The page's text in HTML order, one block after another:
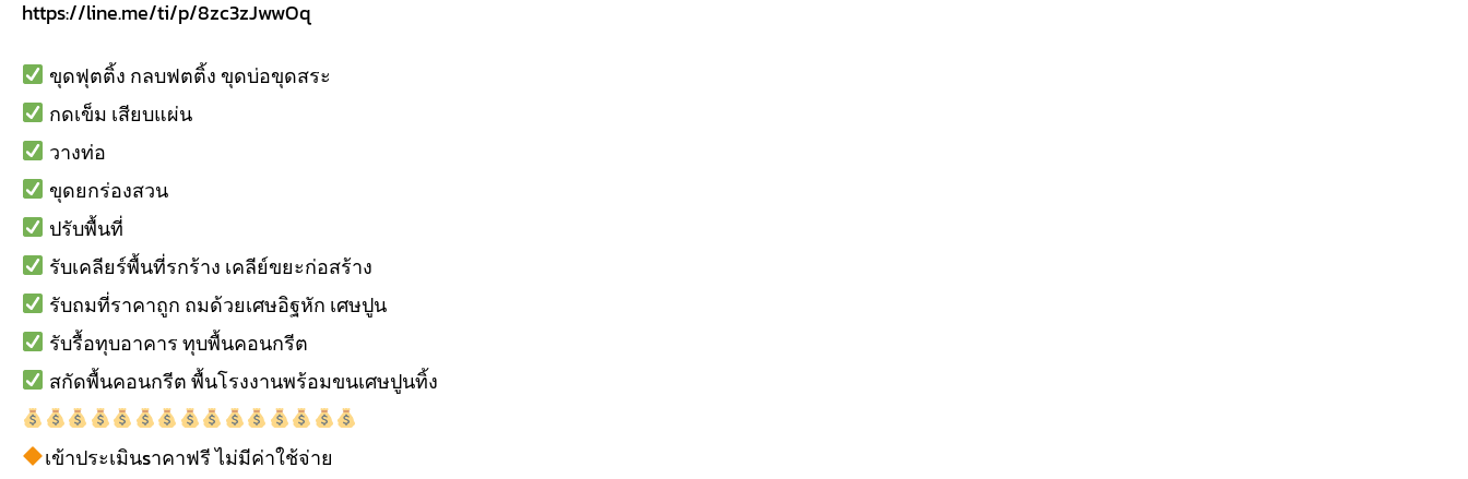
https://line.me/ti/p/8zc3zJwwOq
ขุดฟุตติ้ง กลบฟตติ้ง ขุดบ่อขุดสระ
กดเข็ม เสียบแผ่น
วางท่อ
ขุดยกร่องสวน
ปรับพื้นที่
รับเคลียร์พื้นที่รกร้าง เคลีย์ขยะก่อสร้าง
รับถมที่ราคาถูก ถมด้วยเศษอิฐหัก เศษปูน
รับรื้อทุบอาคาร ทุบพื้นคอนกรีต
สกัดพื้นคอนกรีต พื้นโรงงานพร้อมขนเศษปูนทิ้ง
เข้าประเมินsาคาฟรี ไม่มีค่าใช้จ่าย